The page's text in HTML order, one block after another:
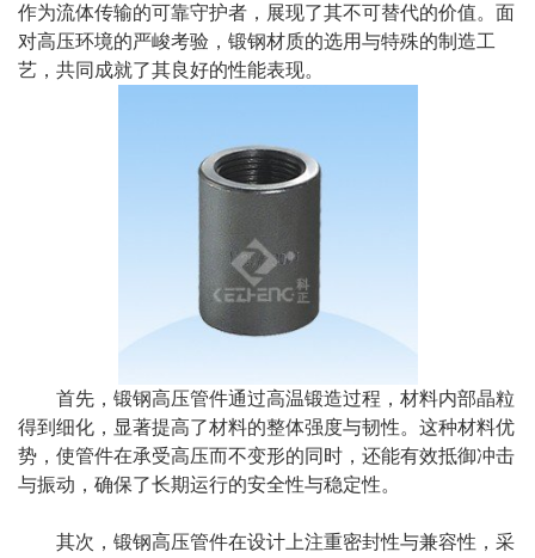
作为流体传输的可靠守护者，展现了其不可替代的价值。面
对高压环境的严峻考验，锻钢材质的选用与特殊的制造工
艺，共同成就了其良好的性能表现。
首先，锻钢高压管件通过高温锻造过程，材料内部晶粒
得到细化，显著提高了材料的整体强度与韧性。这种材料优
势，使管件在承受高压而不变形的同时，还能有效抵御冲击
与振动，确保了长期运行的安全性与稳定性。
其次，锻钢高压管件在设计上注重密封性与兼容性，采